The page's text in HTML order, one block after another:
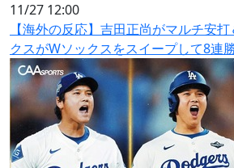
11/27 12:00
【海外の反応】吉田正尚がマルチ安
クスがWソックスをスイープして8連